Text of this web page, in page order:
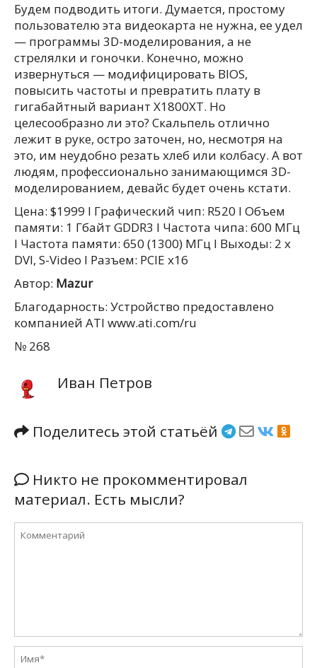
Будем подводить итоги. Думается, простому
пользователю эта видеокарта не нужна, ее удел
— программы 3D-моделирования, а не
стрелялки и гоночки. Конечно, можно
извернуться — модифицировать BIOS,
повысить частоты и превратить плату в
гигабайтный вариант X1800XT. Но
целесообразно ли это? Скальпель отлично
лежит в руке, остро заточен, но, несмотря на
это, им неудобно резать хлеб или колбасу. А вот
людям, профессионально занимающимся 3D-
моделированием, девайс будет очень кстати.
Цена: $1999 l Графический чип: R520 l Объем
памяти: 1 Гбайт GDDR3 l Частота чипа: 600 МГц
l Частота памяти: 650 (1300) МГц l Выходы: 2 х
DVI, S-Video l Разъем: PCIE x16
Автор: Mazur
Благодарность: Устройство предоставлено
компанией ATI www.ati.com/ru
№ 268
Иван Петров
Поделитесь этой статьёй
Никто не прокомментировал
материал. Есть мысли?